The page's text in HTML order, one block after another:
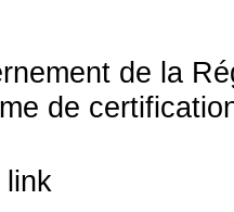
de la
de
link